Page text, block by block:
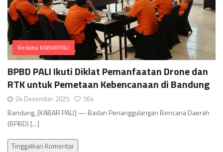
Redaksi KABARPALI
Comments
BPBD PALI Ikuti Diklat Pemanfaatan Drone dan
RTK untuk Pemetaan Kebencanaan di Bandung
04 Desember 2025 564
Bandung, [KABAR PALI] — Badan Penanggulangan Bencana Daerah
(BPBD) [...]
Tinggalkan Komentar